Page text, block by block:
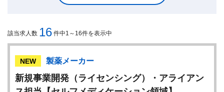
該当求人数 16 件中1～16件を表示中
NEW 製薬メーカー
新規事業開発（ライセンシング）・アライアン